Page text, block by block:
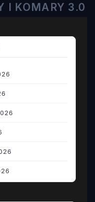
I KOMARY 3.0